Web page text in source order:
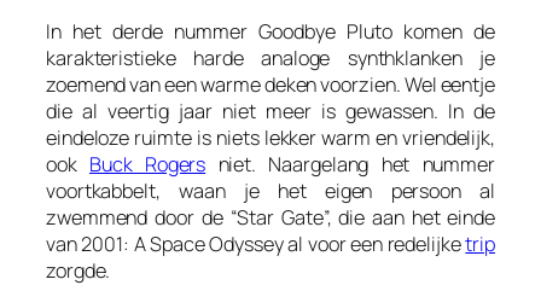
In het derde nummerGoodbye Plutokomen de
karakteristieke harde analoge synthklanken je
zoemend van een warme deken voorzien. Wel eentje
die al veertig jaar niet meer is gewassen. In de
eindeloze ruimte is niets lekker warm en vriendelijk,
ook Buck Rogers niet. Naargelang het nummer
voortkabbelt, waan je het eigen persoon al
zwemmend door de “Star Gate”, die aan het einde
van 2001: A Space Odyssey al voor een redelijketrip
zorgde.